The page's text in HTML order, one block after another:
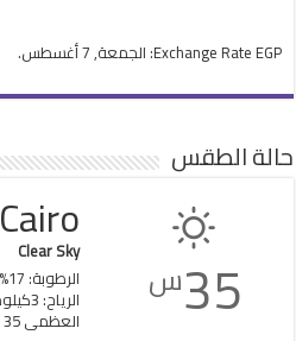
Exchange Rate EGP : الجمعة, 7 أغسطس.
حالة الطقس
35س
Cairo
Clear Sky
الرطوبة: 17%
الرياح: 3كيلومتر/ساعة غ.ش.غ
العظمى 35 • الصغرى 35